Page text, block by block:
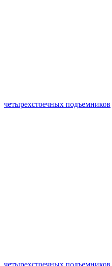
четырехстоечных подъемников
четырехстоечных подъемников